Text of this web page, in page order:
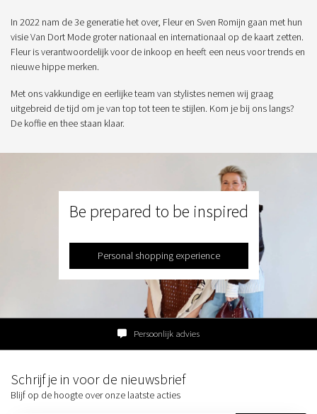
In 2022 nam de 3e generatie het over, Fleur en Sven Romijn gaan met hun
visie Van Dort Mode groter nationaal en internationaal op de kaart zetten.
Fleur is verantwoordelijk voor de inkoop en heeft een neus voor trends en
nieuwe hippe merken.
Met ons vakkundige en eerlijke team van stylistes nemen wij graag
uitgebreid de tijd om je van top tot teen te stijlen. Kom je bij ons langs?
De koffie en thee staan klaar.
Be prepared to be inspired
Personal shopping experience
Persoonlijk advies
Schrijf je in voor de nieuwsbrief
Blijf op de hoogte over onze laatste acties